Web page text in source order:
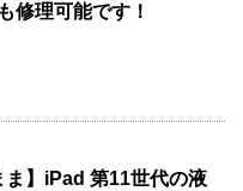
修理可能です！
ま】iPad 第11世代の液